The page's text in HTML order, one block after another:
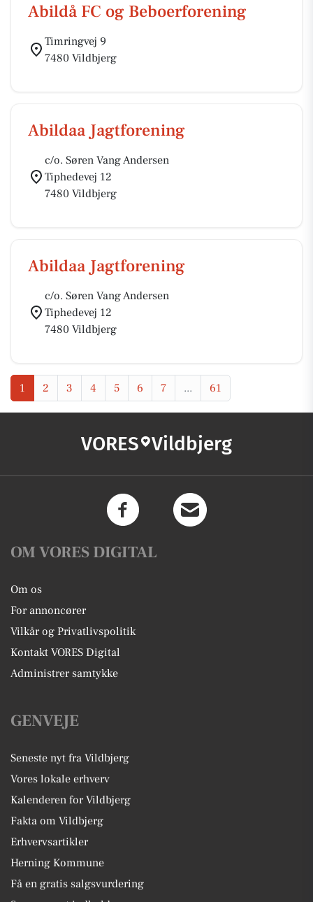
Abildå FC og Beboerforening
Timringvej 9
7480 Vildbjerg
Abildaa Jagtforening
c/o. Søren Vang Andersen
Tiphedevej 12
7480 Vildbjerg
Abildaa Jagtforening
c/o. Søren Vang Andersen
Tiphedevej 12
7480 Vildbjerg
1 2 3 4 5 6 7 ... 61
VORES Vildbjerg
OM VORES DIGITAL
Om os
For annoncører
Vilkår og Privatlivspolitik
Kontakt VORES Digital
Administrer samtykke
GENVEJE
Seneste nyt fra Vildbjerg
Vores lokale erhverv
Kalenderen for Vildbjerg
Fakta om Vildbjerg
Erhvervsartikler
Herning Kommune
Få en gratis salgsvurdering